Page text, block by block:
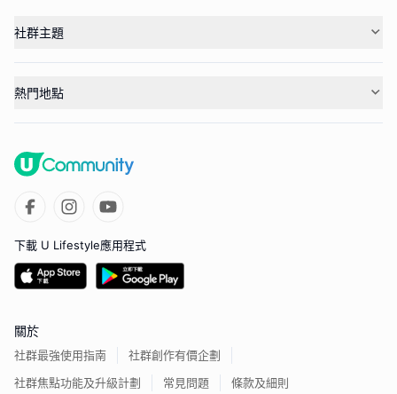
社群主題
熱門地點
下載 U Lifestyle應用程式
關於
社群最強使用指南
社群創作有價企劃
社群焦點功能及升級計劃
常見問題 條款及細則